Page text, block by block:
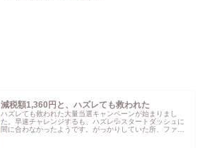
減税額1,360円と、ハズレても救われた
ハズレても救われた大量当選キャンペーンが始まりまし
た。早速チャレンジするも、ハズレ💦スタートダッシュに
間に合わなかったようです。がっかりしていた所、ファミ